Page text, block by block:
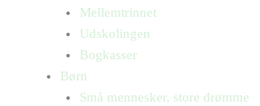
Mellemtrinnet
Udskolingen
Bogkasser
Børn
Små mennesker, store drømme